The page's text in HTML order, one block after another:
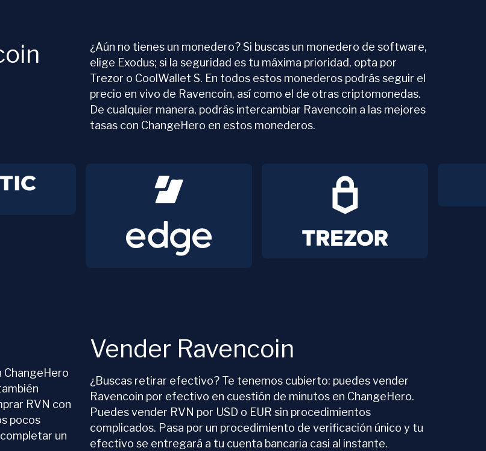
¿Aún no tienes un monedero? Si buscas un monedero de software,
elige Exodus; si la seguridad es tu máxima prioridad, opta por
Trezor o CoolWallet S. En todos estos monederos podrás seguir el
precio en vivo de Ravencoin, así como el de otras criptomonedas.
De cualquier manera, podrás intercambiar Ravencoin a las mejores
tasas con ChangeHero en estos monederos.
ChangeHero
RVN con
pocos
un
Vender Ravencoin
¿Buscas retirar efectivo? Te tenemos cubierto: puedes vender
Ravencoin por efectivo en cuestión de minutos en ChangeHero.
Puedes vender RVN por USD o EUR sin procedimientos
complicados. Pasa por un procedimiento de verificación único y tu
efectivo se entregará a tu cuenta bancaria casi al instante.